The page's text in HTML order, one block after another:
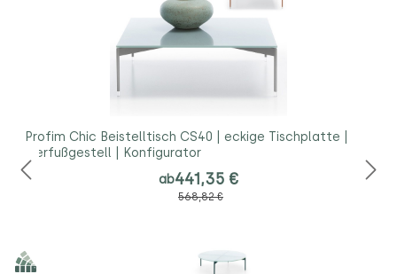
Profim Chic Beistelltisch CS40 | eckige Tischplatte |
Vierfußgestell | Konfigurator
ab441,35 €
568,82 €